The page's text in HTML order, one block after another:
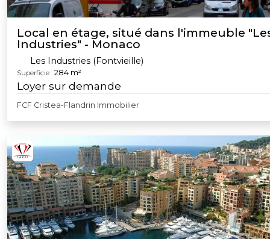
Local en étage, situé dans l'immeuble
Industries" - Monaco
Les Industries (Fontvieille)
Superficie : 284 m²
Loyer sur demande
FCF Cristea-Flandrin Immobilier